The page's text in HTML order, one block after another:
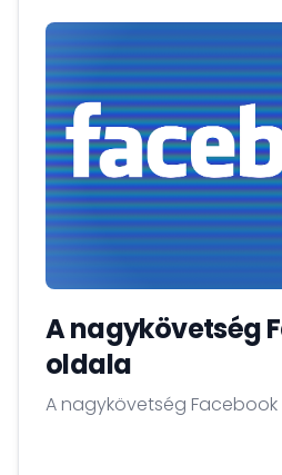
A nagykövetség
oldala
A nagykövetség